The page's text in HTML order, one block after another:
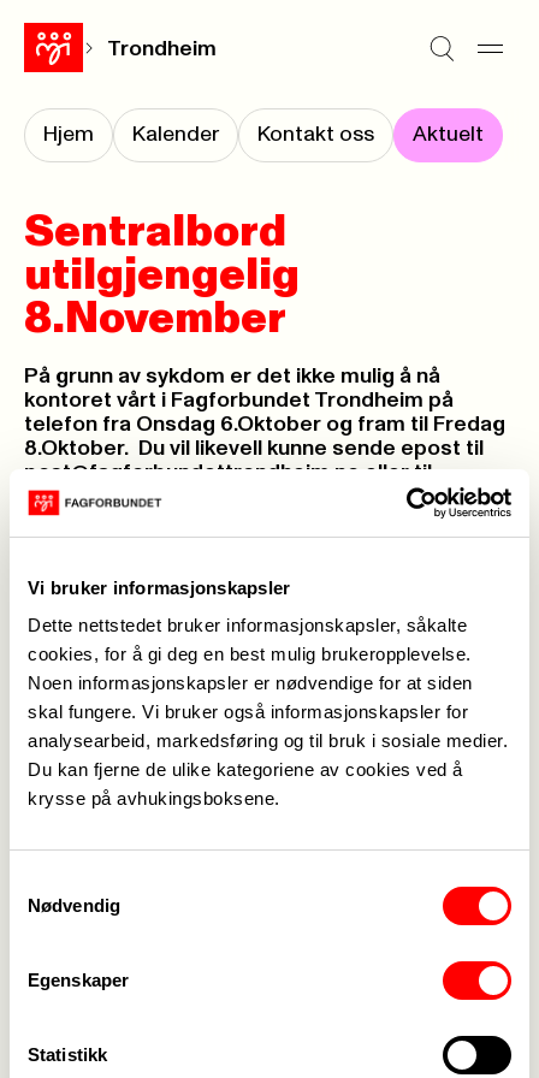
Vi bruker informasjonskapsler
Dette nettstedet bruker informasjonskapsler, såkalte
cookies, for å gi deg en best mulig brukeropplevelse.
Noen informasjonskapsler er nødvendige for at siden
skal fungere. Vi bruker også informasjonskapsler for
analysearbeid, markedsføring og til bruk i sosiale medier.
Du kan fjerne de ulike kategoriene av cookies ved å
krysse på avhukingsboksene.
Nødvendig
Egenskaper
Statistikk
Trondheim
Hjem Kalender Kontakt oss Aktuelt
Sentralbord
utilgjengelig
8.November
På grunn av sykdom er det ikke mulig å nå
kontoret vårt i Fagforbundet Trondheim på
telefon fra Onsdag 6.Oktober og fram til Fredag
8.Oktober. Du vil likevell kunne sende epost til
post@fagforbundettrondheim.no eller til
nestleder@fagforbundettrondheim.no Om det
er saker som haster så ta kontakt på 915 22 106
Med vennlig hilsen Fagforbundet Trondheim
Publisert
08. nov. 2021
Sist oppdatert: 08. nov. 2021
Lønn og tariff
Kalender